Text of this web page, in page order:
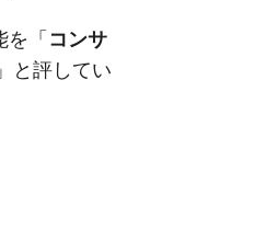
「 コンサ
」と評してい